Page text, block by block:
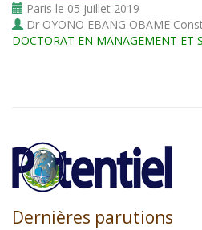
Paris le 05 juillet 2019
Dr OYONO EBANG OBAME
DOCTORAT EN MANAGEMENT ET
Dernières parutions